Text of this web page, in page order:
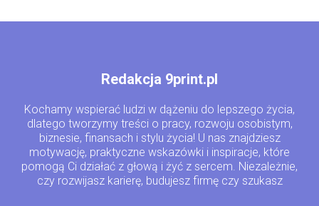
Redakcja 9print.pl
Kochamy wspierać ludzi w dążeniu do lepszego życia,
dlatego tworzymy treści o pracy, rozwoju osobistym,
biznesie, finansach i stylu życia! U nas znajdziesz
motywację, praktyczne wskazówki i inspiracje, które
pomogą Ci działać z głową i żyć z sercem. Niezależnie,
czy rozwijasz karierę, budujesz firmę czy szukasz